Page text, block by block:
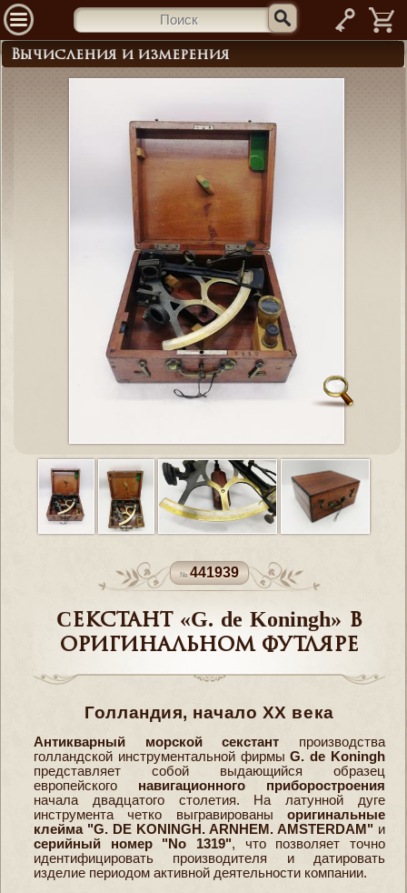
—
Вычисления и измерения
441939
Cекстант «G. de Koningh» в
оригинальном футляре
Голландия, начало XX века
Антикварный морской секстант производства
голландской инструментальной фирмыG. de Koningh
представляет собой выдающийся образец
европейского навигационного приборостроения
начала двадцатого столетия. На латунной дуге
инструмента четко выгравированы оригинальные
клейма "G. DE KONINGH. ARNHEM. AMSTERDAM" и
серийный номер "No 1319", что позволяет точно
идентифицировать производителя и датировать
изделие периодом активной деятельности компании.